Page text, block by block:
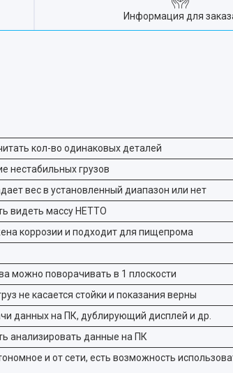
Информация для
кол-во одинаковых деталей
нестабильных грузов
вес в установленный диапазон или нет
видеть массу НЕТТО
коррозии и подходит для пищепрома
можно поворачивать в 1 плоскости
не касается стойки и показания верны
данных на ПК, дублирующий дисплей и др.
анализировать данные на ПК
и от сети, есть возможность